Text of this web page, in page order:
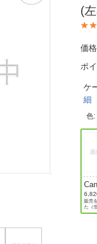
(
価格
ポ
ケ
細
色:
販売
た（